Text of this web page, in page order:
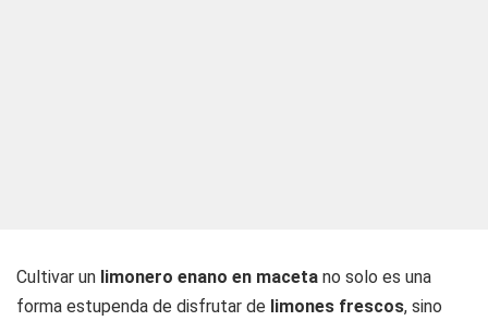
Cultivar un limonero enano en maceta no solo es una
forma estupenda de disfrutar de limones frescos, sino